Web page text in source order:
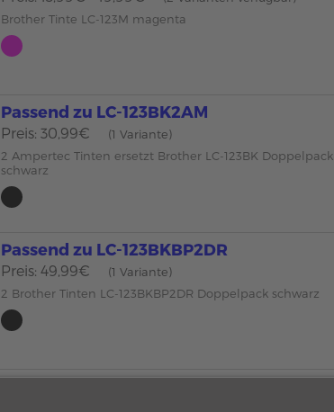
Brother Tinte LC-123M magenta
Passend zu LC-123BK2AM
Preis: 30,99€
(1 Variante)
2 Ampertec Tinten ersetzt Brother LC-123BK Doppelpack
schwarz
Passend zu LC-123BKBP2DR
Preis: 49,99€
(1 Variante)
2 Brother Tinten LC-123BKBP2DR Doppelpack schwarz